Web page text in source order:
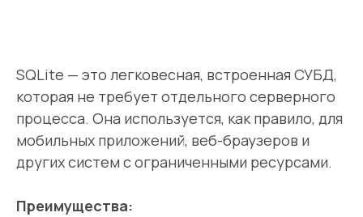
SQLite — это легковесная, встроенная СУБД,
которая не требует отдельного серверного
процесса. Она используется, как правило, для
мобильных приложений, веб-браузеров и
других систем с ограниченными ресурсами.
Преимущества: